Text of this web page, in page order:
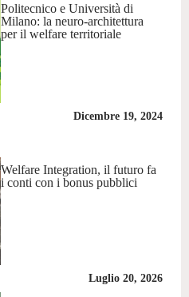
Politecnico e Università di
Milano: la neuro-architettura
per il welfare territoriale
Dicembre 19, 2024
Welfare Integration, il futuro fa
i conti con i bonus pubblici
Luglio 20, 2026